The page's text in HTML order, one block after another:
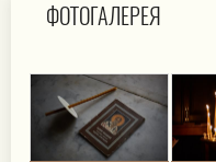
ФОТОГАЛЕРЕЯ